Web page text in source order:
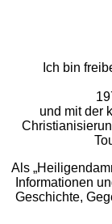
Ich bin
und mit der
Als
Informationen
Geschichte,